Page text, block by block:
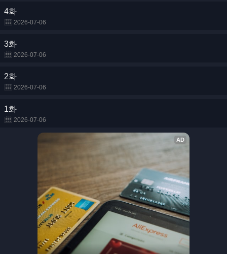
4화
2026-07-06
3화
2026-07-06
2화
2026-07-06
1화
2026-07-06